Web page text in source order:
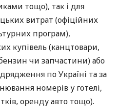
тощо), так і для
витрат (офіційних
програм),
купівель (канцтовари,
чи запчастини) або
по Україні та за
номерів у готелі,
оренду авто тощо).